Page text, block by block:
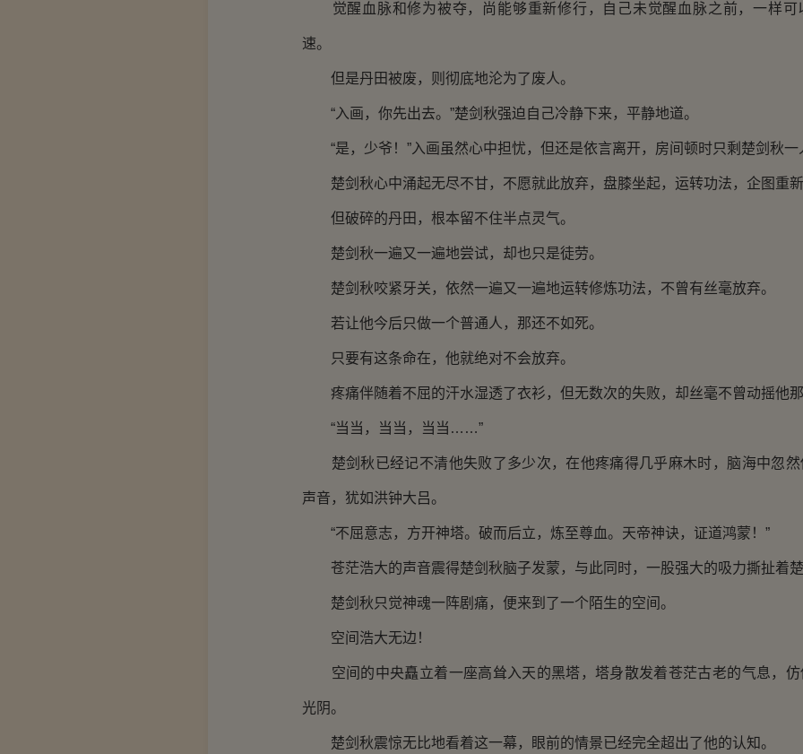
觉醒血脉和修为被夺，尚能够重新修行，自己未觉醒血脉之前，一样可
速。
但是丹田被废，则彻底地沦为了废人。
“入画，你先出去。”楚剑秋强迫自己冷静下来，平静地道。
“是，少爷！”入画虽然心中担忧，但还是依言离开，房间顿时只剩楚剑秋一
楚剑秋心中涌起无尽不甘，不愿就此放弃，盘膝坐起，运转功法，企图重新
但破碎的丹田，根本留不住半点灵气。
楚剑秋一遍又一遍地尝试，却也只是徒劳。
楚剑秋咬紧牙关，依然一遍又一遍地运转修炼功法，不曾有丝毫放弃。
若让他今后只做一个普通人，那还不如死。
只要有这条命在，他就绝对不会放弃。
疼痛伴随着不屈的汗水湿透了衣衫，但无数次的失败，却丝毫不曾动摇他那
“当当，当当，当当……”
楚剑秋已经记不清他失败了多少次，在他疼痛得几乎麻木时，脑海中忽然
声音，犹如洪钟大吕。
“不屈意志，方开神塔。破而后立，炼至尊血。天帝神诀，证道鸿蒙！”
苍茫浩大的声音震得楚剑秋脑子发蒙，与此同时，一股强大的吸力撕扯着楚
楚剑秋只觉神魂一阵剧痛，便来到了一个陌生的空间。
空间浩大无边！
空间的中央矗立着一座高耸入天的黑塔，塔身散发着苍茫古老的气息，仿
光阴。
楚剑秋震惊无比地看着这一幕，眼前的情景已经完全超出了他的认知。